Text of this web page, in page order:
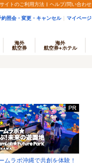
サイトのご利用方法 ヘルプ/問い合わせ
約照会・変更・キャンセル マイページ
海外
航空券
海外
航空券+ホテル
ムラボ沖縄で共創を体験！